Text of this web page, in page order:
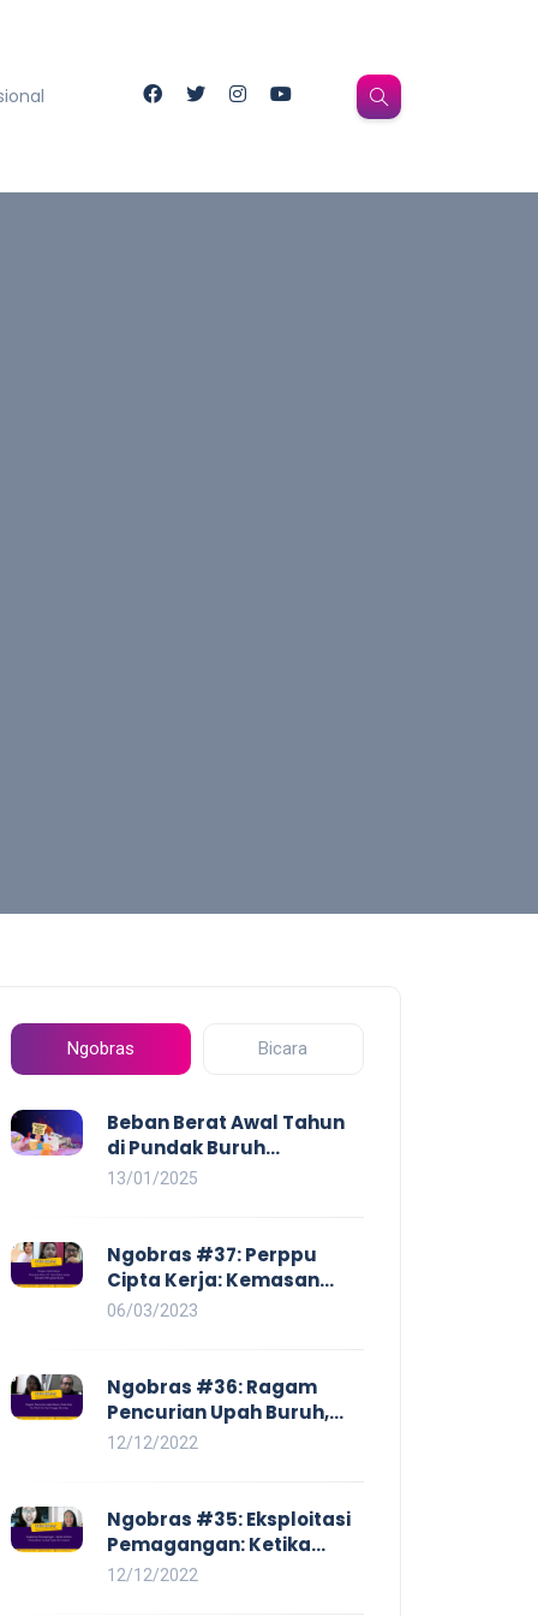
Ngobras Bicara
Beban Berat Awal Tahun
di Pundak Buruh
Perempuan: Kenaikan
Membayangi dan
Eksploitasi di Dunia Kerja
13/01/2025
Ngobras #37: Perppu
Cipta Kerja: Kemasan
Baru UU Cipta Kerja yang
06/03/2023
Ngobras #36: Ragam
Pencurian Upah Buruh,
Mulai Dari No Work No Pay
12/12/2022
Ngobras #35: Eksploitasi
Pemagangan: Ketika
Instituasi Pendidikan
12/12/2022